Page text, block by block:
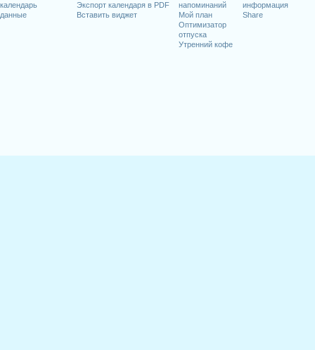
календарь
данные
Экспорт календаря в PDF
Вставить виджет
напоминаний
Мой план
Оптимизатор
отпуска
Утренний кофе
информация
Share